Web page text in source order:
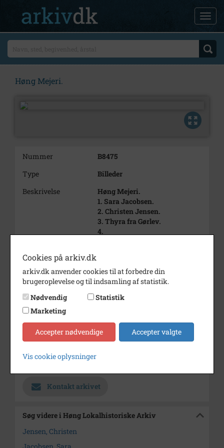
Høng Mejeri.
Nummer
B8475
Type
Billeder
Beskrivelse
Høng Mejeri.
1. Sara Jacobsen.
2. Christen Jensen.
3. Thyra fra Gørlev.
4.
Dateringsnote
?
Fotograf
Ukendt
Se på kort
Enhed
Finderup Sogn (Kalundborg
Kontakt arkivet
Søg videre i Høng Lokalhistoriske Arkiv
Jensen, Christen
Cookies på arkiv.dk
arkiv.dk anvender cookies til at forbedre din
brugeroplevelse og til indsamling af statistik.
Nødvendig
Statistik
Marketing
Accepter nødvendige Accepter valgte
Vis cookie oplysninger